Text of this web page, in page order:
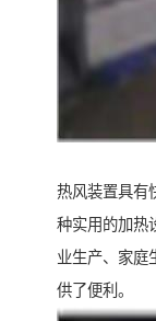
热风装置具有
种实用的加热
业生产、家庭
供了便利。